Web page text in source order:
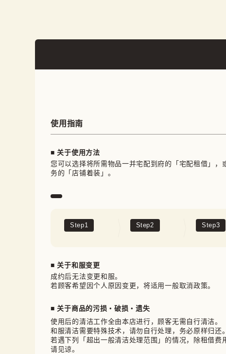
使用指南
■ 关于使用方法
您可以选择将所需物品一并宅配到府的「宅配租借」，
务的「店铺着装」。
Step1 Step2 Step3
■ 关于和服变更
成约后无法变更和服。
若顾客希望因个人原因变更，将适用一般取消政策。
■ 关于商品的污损・破损・遗失
使用后的清洁工作全由本店进行，顾客无需自行清洁。
和服清洁需要特殊技术，请勿自行处理，务必原样归还。
若遇下列「超出一般清洁处理范围」的情况，除租借费
请见谅。